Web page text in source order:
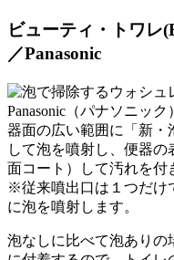
ビューティ・トワレ
／Panasonic
Panasonic（パナソニック
器面の広い範囲に「 新・
して泡を噴射し、便器
面コート）して汚れを付
※従来噴出口は１つだけ
に泡を噴射します。
泡なしに比べて泡ありの